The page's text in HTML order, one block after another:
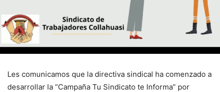
Les comunicamos que la directiva sindical ha comenzado a
desarrollar la “Campaña Tu Sindicato te Informa” por